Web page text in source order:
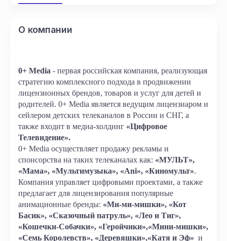
О компании
0+ Media - первая российская компания, реализующая
стратегию комплексного подхода в продвижении
лицензионных брендов, товаров и услуг для детей и
родителей. 0+ Media является ведущим лицензиаром и
сейлером детских телеканалов в России и СНГ, а
также входит в медиа-холдинг «Цифровое
Телевидение».
0+ Media осуществляет продажу рекламы и
спонсорства на таких телеканалах как: «МУЛЬТ»,
«Мама», «Мультимузыка», «Ani», «Киномульт».
Компания управляет цифровыми проектами, а также
предлагает для лицензирования популярные
анимационные бренды: «Ми-ми-мишки», «Кот
Басик», «Сказочный патруль», «Лео и Тиг»,
«Кошечки-Собачки», «Геройчики»,«Мини-мишки»,
«Семь Королевств», «Деревяшки»,«Катя и Эф» и